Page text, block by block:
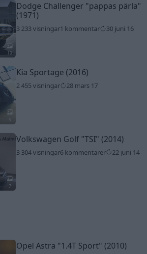
10
Dodge Challenger "pappas pärla"
(1971)
3 233 visningar1 kommentar 30 juni 16
5
Kia Sportage (2016)
2 455 visningar 28 mars 17
7
Volkswagen Golf "TSI" (2014)
3 304 visningar6 kommentarer 22 juni 14
Opel Astra "1.4T Sport" (2010)